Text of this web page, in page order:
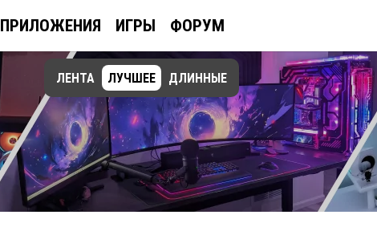
ПРИЛОЖЕНИЯ ИГРЫ ФОРУМ
ЛЕНТА ЛУЧШЕЕ ДЛИННЫЕ